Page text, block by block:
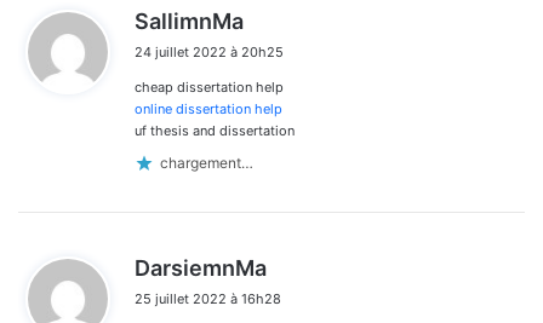
SallimnMa
t
:
24 juillet 2022 à 20h25
cheap dissertation help
online dissertation help
uf thesis and dissertation
chargement…
DarsiemnMa
t
25 juillet 2022 à 16h28